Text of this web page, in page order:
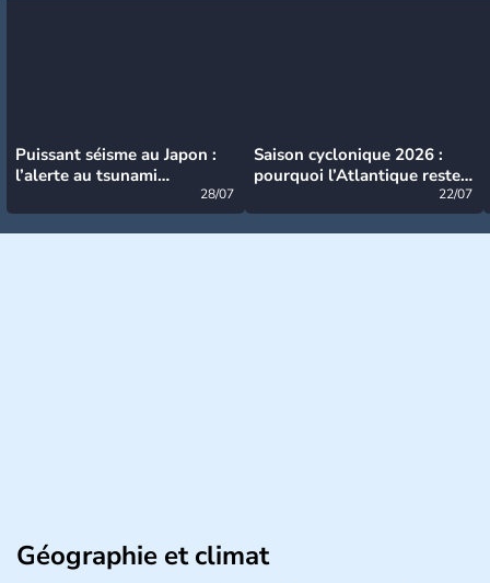
Puissant séisme au Japon :
l’alerte au tsunami
28/07
Saison cyclonique 2026 :
pourquoi l’Atlantique reste
22/07
Géographie et climat